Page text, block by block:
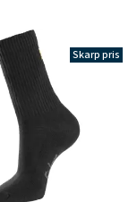
Skarp pris